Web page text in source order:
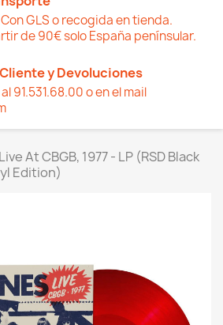
GLS o recogida en tienda.
de 90€ solo España penínsular.
y Devoluciones
91.531.68.00 o en el mail
At CBGB, 1977 - LP (RSD Black
Edition)